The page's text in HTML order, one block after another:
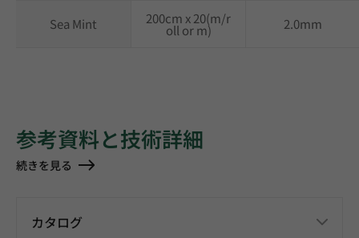
Sea Mint 200cm x 20(m/r
oll or m) 2.0mm
参考資料と技術詳細
続きを見る
カタログ